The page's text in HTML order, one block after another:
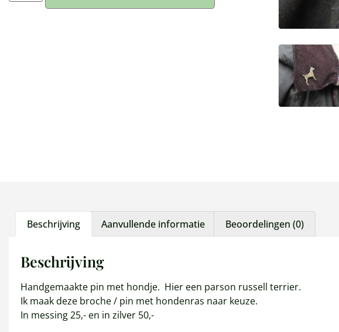
Beschrijving Aanvullende informatie Beoordelingen (0)
Beschrijving
Handgemaakte pin met hondje. Hier een parson russell terrier.
Ik maak deze broche / pin met hondenras naar keuze.
In messing 25,- en in zilver 50,-